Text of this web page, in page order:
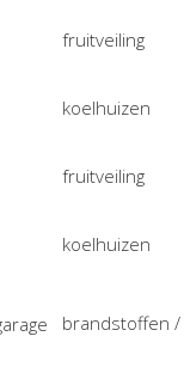
fruitveiling
koelhuizen
fruitveiling
koelhuizen
brandstoffen /